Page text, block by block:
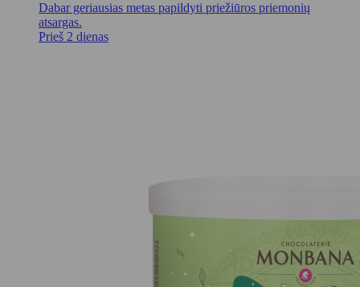
Dabar geriausias metas papildyti priežiūros priemonių
atsargas.
Prieš 2 dienas